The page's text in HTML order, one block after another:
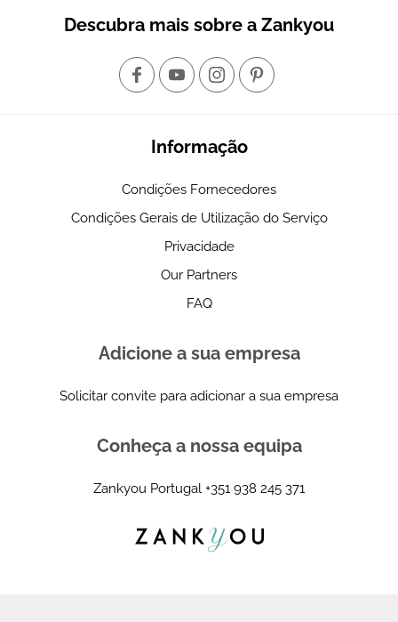
Descubra mais sobre a Zankyou
Informação
Condições Fornecedores
Condições Gerais de Utilização do Serviço
Privacidade
Our Partners
FAQ
Adicione a sua empresa
Solicitar convite para adicionar a sua empresa
Conheça a nossa equipa
Zankyou Portugal +351 938 245 371